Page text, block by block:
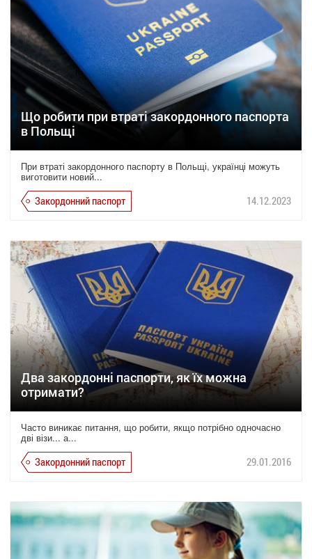
Що робити при втраті закордонного паспорта
в Польщі
При втраті закордонного паспорту в Польщі, українці можуть
виготовити новий...
Закордонний паспорт 14.12.2023
Два закордонні паспорти, як їх можна
отримати?
Часто виникає питання, що робити, якщо потрібно одночасно
дві візи... а...
Закордонний паспорт 29.01.2016